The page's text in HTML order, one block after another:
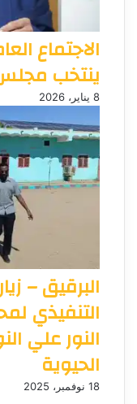
الاجتماع
ينتخب
8 يناير، 2026
البرقيق –
التنفيذي
النور علي
الحيوية
18 نوفمبر، 2025